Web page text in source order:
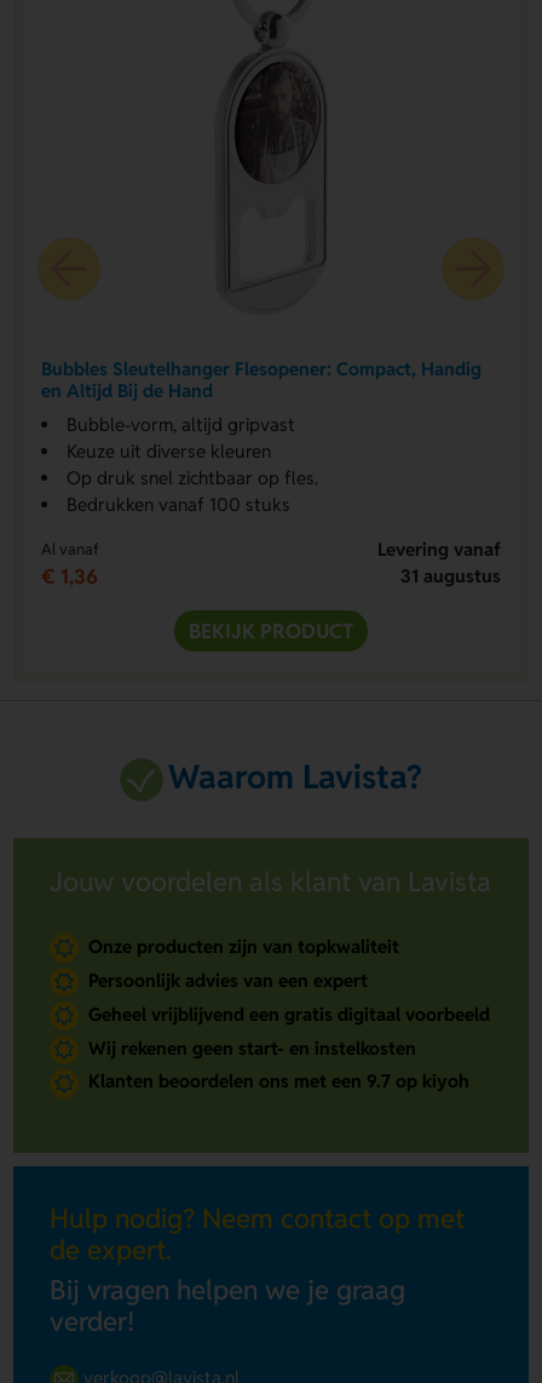
Bubbles Sleutelhanger Flesopener: Compact, Handig
en Altijd Bij de Hand
Bubble-vorm, altijd gripvast
Keuze uit diverse kleuren
Op druk snel zichtbaar op fles.
Bedrukken vanaf 100 stuks
Al vanaf
€ 1,36
Levering vanaf
31 augustus
BEKIJK PRODUCT
Waarom Lavista?
Jouw voordelen als klant van Lavista
Onze producten zijn van topkwaliteit
Persoonlijk advies van een expert
Geheel vrijblijvend een gratis digitaal voorbeeld
Wij rekenen geen start- en instelkosten
Klanten beoordelen ons met een 9.7 op kiyoh
Hulp nodig? Neem contact op met
de expert.
Bij vragen helpen we je graag
verder!
verkoop@lavista.nl